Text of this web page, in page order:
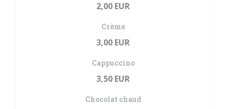
2,00 EUR
Crème
3,00 EUR
Cappuccino
3,50 EUR
Chocolat chaud